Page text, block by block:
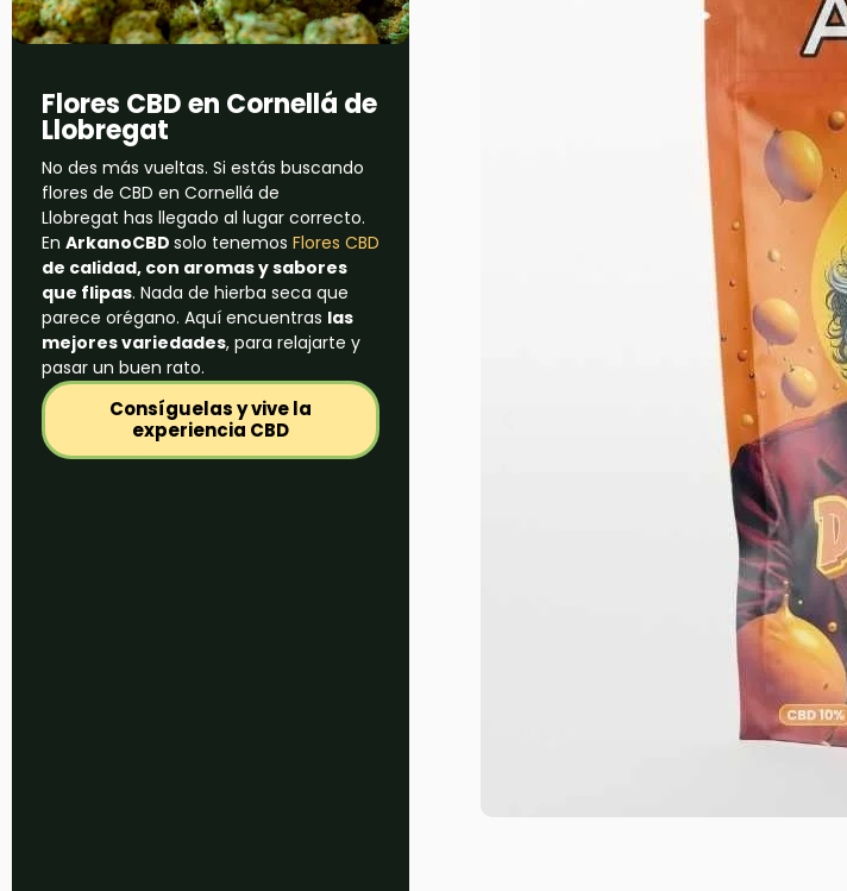
Flores CBD en Cornellá de
Llobregat
No des más vueltas. Si estás buscando
flores de CBD en Cornellá de
Llobregat has llegado al lugar correcto.
En ArkanoCBD solo tenemos Flores CBD
de calidad, con aromas y sabores
que flipas. Nada de hierba seca que
parece orégano. Aquí encuentras las
mejores variedades, para relajarte y
pasar un buen rato.
Consíguelas y vive la
experiencia CBD